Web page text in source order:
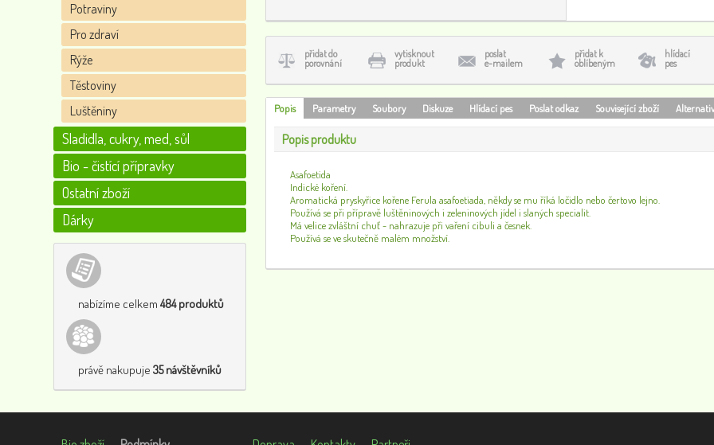
Potraviny
Pro zdraví
Rýže
Těstoviny
Luštěniny
Sladidla, cukry, med, sůl
Bio - čistící přípravky
Ostatní zboží
Dárky
nabízíme celkem484 produktů
právě nakupuje35 návštěvníků
přidat do
porovnání
vytisknout
produkt
poslat
e-mailem
přidat k
oblíbeným
hlídací
pes
Popis Parametry Soubory Diskuze Hlídací pes Poslat odkaz Související zboží
Popis produktu
Asafoetida
Indické koření.
Aromatická pryskyřice kořene Ferula asafoetiada, někdy se mu říká ločidlo nebo čertovo lejno.
Používá se při přípravě luštěninových i zeleninových jídel i slaných specialit.
Má velice zvláštní chuť - nahrazuje při vaření cibuli a česnek.
Používá se ve skutečně malém množství.